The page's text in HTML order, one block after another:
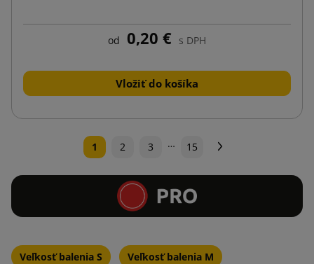
od 0,20 € s DPH
Vložiť do košíka
1 2 3 … 15
Veľkosť balenia S Veľkosť balenia M